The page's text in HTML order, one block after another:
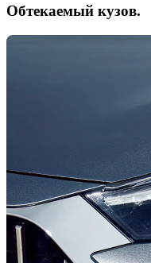
Обтекаемый кузов.